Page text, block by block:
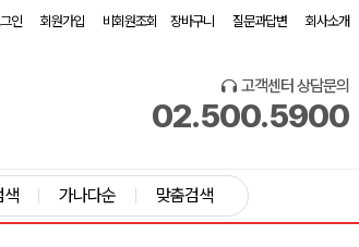
인 회원가입 비회원조회 장바구니 질문과답변 회사소개
고객센터 상담문의
02.500.5900
색 가나다순 맞춤검색